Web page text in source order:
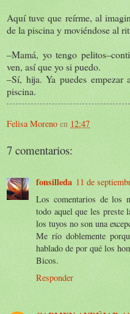
Aquí tuve que reírme, al
de la piscina y moviéndose al
–Mamá, yo tengo
ven, así que yo si puedo.
–Sí, hija. Ya puedes empezar
piscina.
Felisa Moreno en 12:47
7 comentarios:
fonsilleda 11 de
Los comentarios de los
todo aquel que les preste
los tuyos no son una
Me río doblemente
hablado de por qué los
Bicos.
Responder